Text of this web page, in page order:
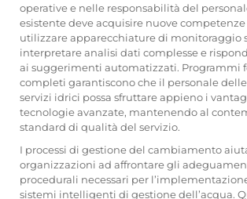
operative e nelle responsabilità del
esistente deve acquisire nuove
utilizzare apparecchiature di monitoraggio
interpretare analisi dati complesse e
ai suggerimenti automatizzati. Programmi
completi garantiscono che il personale
servizi idrici possa sfruttare appieno i
tecnologie avanzate, mantenendo al
standard di qualità del servizio.
I processi di gestione del cambiamento
organizzazioni ad affrontare gli
procedurali necessari per
sistemi intelligenti di gestione dell’acqua.